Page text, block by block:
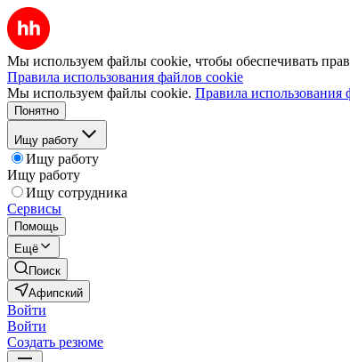
Мы используем файлы cookie, чтобы обеспечивать
Правила использования файлов cookie
Мы используем файлы cookie. Правила использования
Понятно
Ищу работу
Ищу работу
Ищу работу
Ищу сотрудника
Сервисы
Помощь
Ещё
Поиск
Афипский
Войти
Войти
Создать резюме